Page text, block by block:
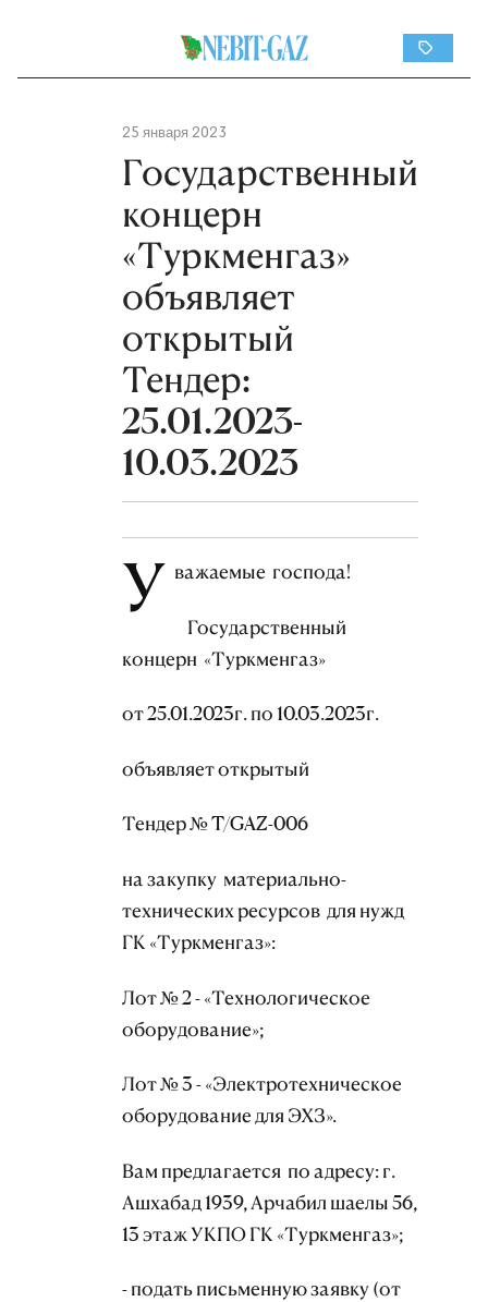
25 января 2023
Государственный
концерн
«Туркменгаз»
объявляет
открытый
Тендер:
25.01.2023-
10.03.2023
У важаемые господа!
Государственный
концерн «Туркменгаз»
от 25.01.2023г. по 10.03.2023г.
объявляет открытый
Тендер № T/GAZ-006
на закупку материально-
технических ресурсов для нужд
ГК «Туркменгаз»:
Лот № 2 - «Технологическое
оборудование»;
Лот № 3 - «Электротехническое
оборудование для ЭХЗ».
Вам предлагается по адресу: г.
Ашхабад 1939, Арчабил шаелы 56,
13 этаж УКПО ГК «Туркменгаз»;
- подать письменную заявку (от